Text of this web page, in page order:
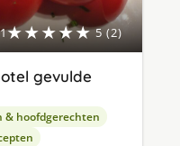
★★★★★ 5 (2)
gevulde
& hoofdgerechten